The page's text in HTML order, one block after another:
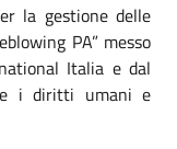
la gestione delle
PA” messo
Italia e dal
e i diritti umani e